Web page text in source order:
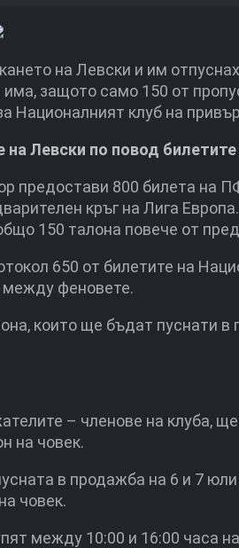
на Левски и им
защото само 150 от
Националният клуб на
Левски по повод
предостави 800 билета на
кръг на Лига
150 талона повече от
650 от билетите на
между феновете.
които ще бъдат пуснати
– членове на клуба,
на човек.
в продажба на 6 и 7
човек.
между 10:00 и 16:00 часа